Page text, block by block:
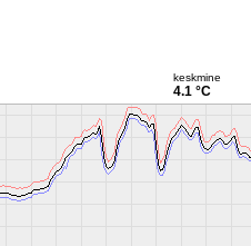
keskmine
4.1 °C